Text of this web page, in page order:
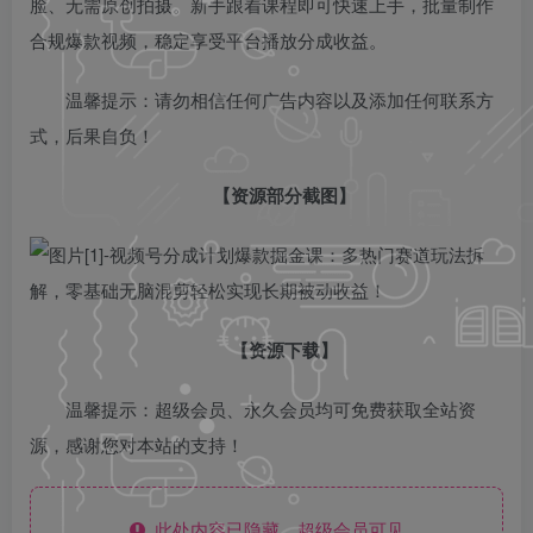
合规爆款视频，稳定享受平台播放分成收益。
温馨提示：请勿相信任何广告内容以及添加任何联系方
式，后果自负！
【资源部分截图】
【资源下载】
温馨提示：超级会员、永久会员均可免费获取全站资
源，感谢您对本站的支持！